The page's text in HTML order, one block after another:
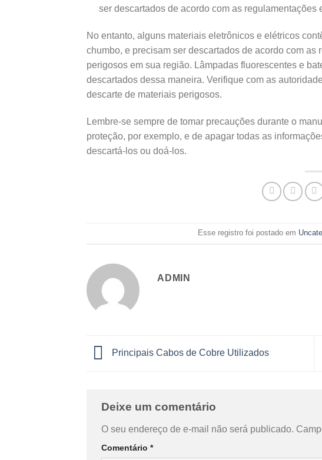
ser descartados de acordo com as
No entanto, alguns materiais eletrônicos e elétricos
chumbo, e precisam ser descartados de acordo com
perigosos em sua região. Lâmpadas fluorescentes e
descartados dessa maneira. Verifique com as
descarte de materiais perigosos.
Lembre-se sempre de tomar precauções durante o
proteção, por exemplo, e de apagar todas as
descartá-los ou doá-los.
Esse registro foi postado em
ADMIN
Principais Cabos de Cobre Utilizados
Deixe um comentário
O seu endereço de e-mail não será publicado.
Comentário *